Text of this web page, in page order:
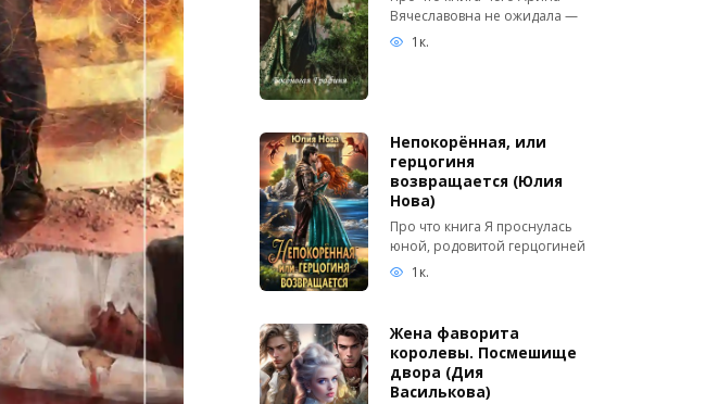
Вячеславовна не ожидала —
1к.
Непокорённая, или
герцогиня
возвращается (Юлия
Нова)
Про что книга Я проснулась
юной, родовитой герцогиней
1к.
Жена фаворита
королевы. Посмешище
двора (Дия
Василькова)